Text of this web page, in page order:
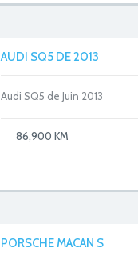
AUDI SQ5 DE 2013
Audi SQ5 de Juin 2013
86,900 KM
PORSCHE MACAN S